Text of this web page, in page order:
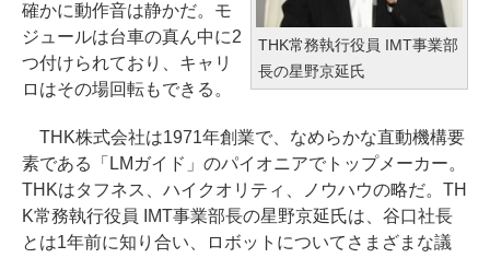
THK常務執行役員 IMT事業部
長の星野京延氏
確かに動作音は静かだ。モ
ジュールは台車の真ん中に2
つ付けられており、キャリ
ロはその場回転もできる。
THK株式会社は1971年創業で、なめらかな直動機構要
素である「LMガイド」のパイオニアでトップメーカー。
THKはタフネス、ハイクオリティ、ノウハウの略だ。TH
K常務執行役員 IMT事業部長の星野京延氏は、谷口社長
とは1年前に知り合い、ロボットについてさまざまな議